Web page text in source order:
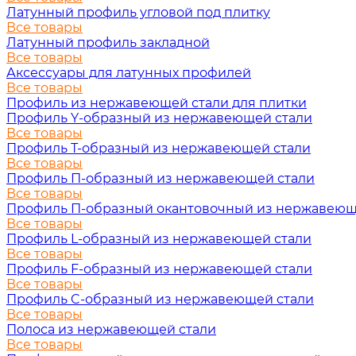
Латунный профиль угловой под плитку
Все товары
Латунный профиль закладной
Все товары
Аксессуары для латунных профилей
Все товары
Профиль из нержавеющей стали для плитки
Профиль Y-образный из нержавеющей стали
Все товары
Профиль Т-образный из нержавеющей стали
Все товары
Профиль П-образный из нержавеющей стали
Все товары
Профиль П-образный окантовочный из
Все товары
Профиль L-образный из нержавеющей стали
Все товары
Профиль F-образный из нержавеющей стали
Все товары
Профиль C-образный из нержавеющей стали
Все товары
Полоса из нержавеющей стали
Все товары